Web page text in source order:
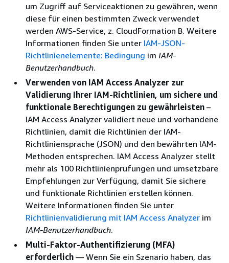
um Zugriff auf Serviceaktionen zu gewähren, wenn
diese für einen bestimmten Zweck verwendet
werden AWS-Service, z. CloudFormation B. Weitere
Informationen finden Sie unter IAM-JSON-
Richtlinienelemente: Bedingung im IAM-
Benutzerhandbuch.
Verwenden von IAM Access Analyzer zur
Validierung Ihrer IAM-Richtlinien, um sichere und
funktionale Berechtigungen zu gewährleisten –
IAM Access Analyzer validiert neue und vorhandene
Richtlinien, damit die Richtlinien der IAM-
Richtliniensprache (JSON) und den bewährten IAM-
Methoden entsprechen. IAM Access Analyzer stellt
mehr als 100 Richtlinienprüfungen und umsetzbare
Empfehlungen zur Verfügung, damit Sie sichere
und funktionale Richtlinien erstellen können.
Weitere Informationen finden Sie unter
Richtlinienvalidierung mit IAM Access Analyzer im
IAM-Benutzerhandbuch.
Multi-Faktor-Authentifizierung (MFA)
erforderlich — Wenn Sie ein Szenario haben, das